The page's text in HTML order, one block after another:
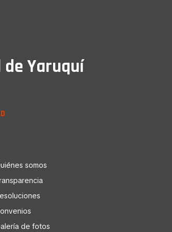
Yaruquí
somos
de fotos